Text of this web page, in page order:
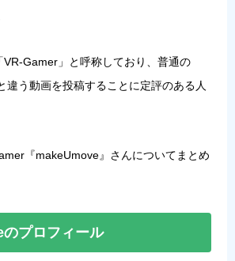
VR-Gamer 」と呼称しており、普通の
違う動画を投稿することに定評のある人
『makeUmove』さんについてまとめ
プロフィール